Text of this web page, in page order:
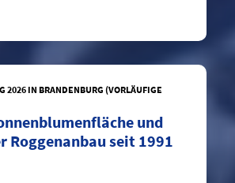
2026 IN BRANDENBURG (VORLÄUFIGE
und
Roggenanbau seit 1991